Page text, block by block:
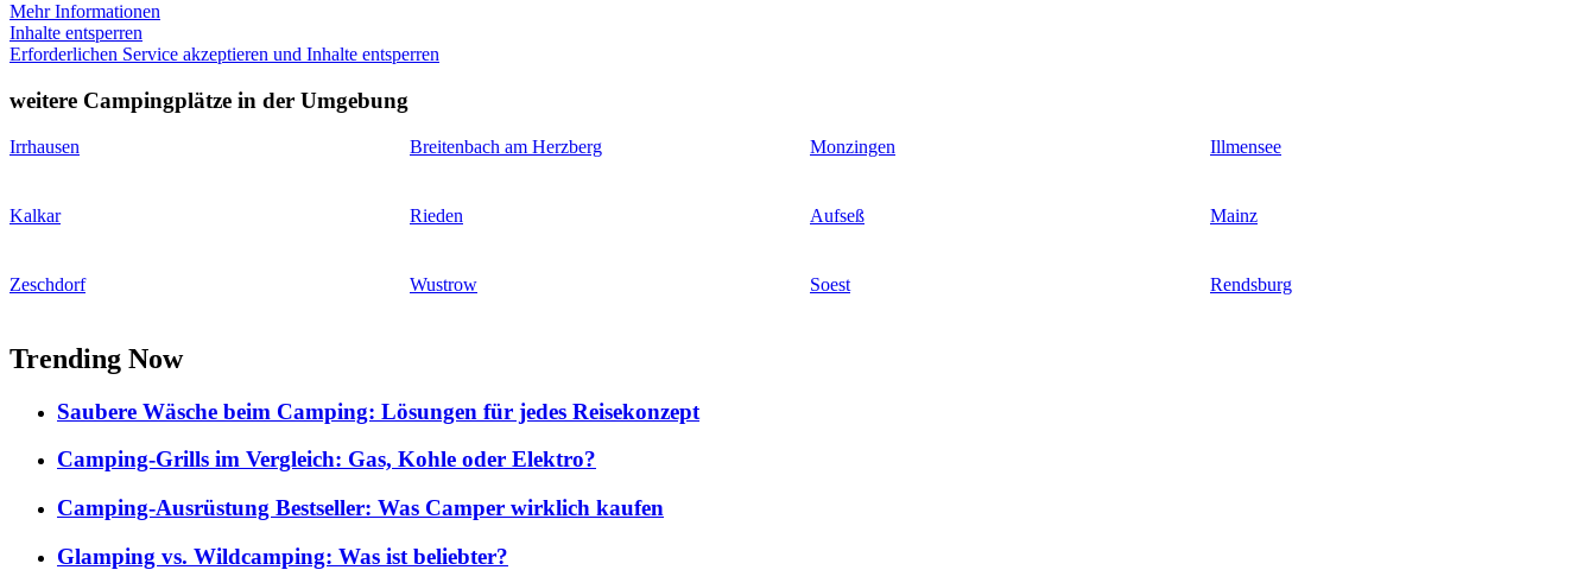
Mehr Informationen
Inhalte entsperren
Erforderlichen Service akzeptieren und Inhalte entsperren
weitere Campingplätze in der Umgebung
Irrhausen Breitenbach am Herzberg Monzingen Illmensee
Kalkar Rieden Aufseß Mainz
Zeschdorf Wustrow Soest Rendsburg
Trending Now
Saubere Wäsche beim Camping: Lösungen für jedes Reisekonzept
Camping-Grills im Vergleich: Gas, Kohle oder Elektro?
Camping-Ausrüstung Bestseller: Was Camper wirklich kaufen
Glamping vs. Wildcamping: Was ist beliebter?